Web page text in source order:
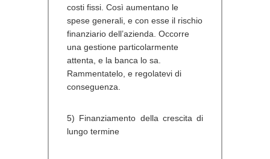
costi fissi. Così aumentano le
spese generali, e con esse il rischio
finanziario dell’azienda. Occorre
una gestione particolarmente
attenta, e la banca lo sa.
Rammentatelo, e regolatevi di
conseguenza.
5) Finanziamento della crescita di
lungo termine